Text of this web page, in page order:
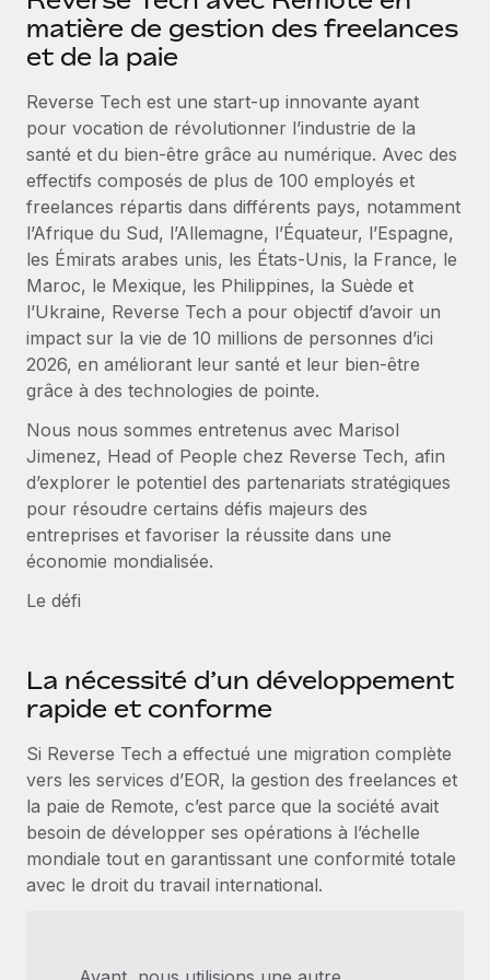
En savoir plus
matière de gestion des freelances
et de la paie
Reverse Tech est une start-up innovante ayant
pour vocation de révolutionner l’industrie de la
santé et du bien-être grâce au numérique. Avec des
effectifs composés de plus de 100 employés et
freelances répartis dans différents pays, notamment
l’Afrique du Sud, l’Allemagne, l’Équateur, l’Espagne,
les Émirats arabes unis, les États-Unis, la France, le
Maroc, le Mexique, les Philippines, la Suède et
l’Ukraine, Reverse Tech a pour objectif d’avoir un
impact sur la vie de 10 millions de personnes d’ici
2026, en améliorant leur santé et leur bien-être
grâce à des technologies de pointe.
Nous nous sommes entretenus avec Marisol
Jimenez, Head of People chez Reverse Tech, afin
d’explorer le potentiel des partenariats stratégiques
pour résoudre certains défis majeurs des
entreprises et favoriser la réussite dans une
économie mondialisée.
Le défi
La nécessité d’un développement
rapide et conforme
Si Reverse Tech a effectué une migration complète
vers les services d’EOR, la gestion des freelances et
la paie de Remote, c’est parce que la société avait
besoin de développer ses opérations à l’échelle
mondiale tout en garantissant une conformité totale
avec le droit du travail international.